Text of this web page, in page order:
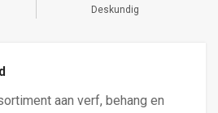
Deskundig
aan verf, behang en